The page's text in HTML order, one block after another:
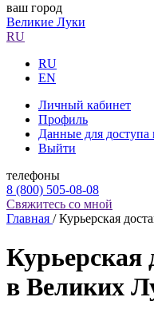
ваш город
Великие Луки
RU
RU
EN
Личный кабинет
Профиль
Данные для доступа
Выйти
телефоны
8 (800) 505-08-08
Свяжитесь со мной
Главная /Курьерская
Курьерская
в Великих